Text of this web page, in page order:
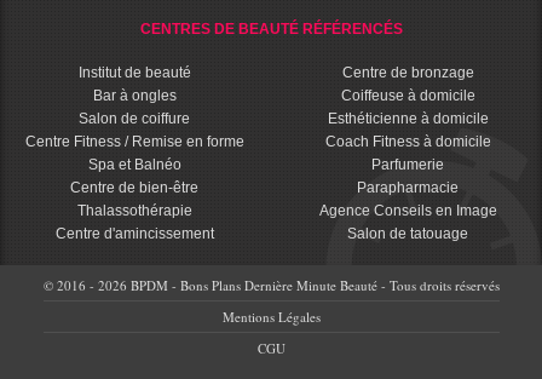
CENTRES DE BEAUTÉ RÉFÉRENCÉS
Institut de beauté
Bar à ongles
Salon de coiffure
Centre Fitness / Remise en forme
Spa et Balnéo
Centre de bien-être
Thalassothérapie
Centre d'amincissement
Centre de bronzage
Coiffeuse à domicile
Esthéticienne à domicile
Coach Fitness à domicile
Parfumerie
Parapharmacie
Agence Conseils en Image
Salon de tatouage
© 2016 - 2026 BPDM - Bons Plans Dernière Minute Beauté - Tous droits réservés
Mentions Légales
CGU